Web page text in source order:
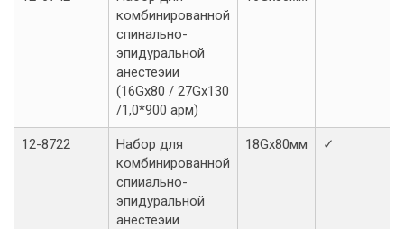
комбинированной
спинально-
эпидуральной
анестеэии
(16Gx80 / 27Gx130
/1,0*900 арм)
12-8722
Набор для
комбинированной
спииально-
эпидуральной
анестеэии
18Gx80мм ✓